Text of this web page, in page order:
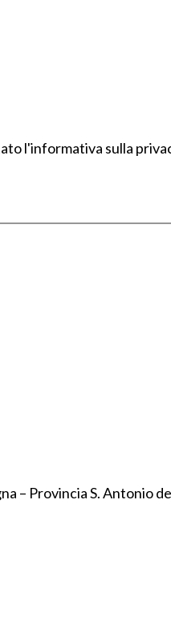
l'informativa sulla
– Provincia S. Antonio